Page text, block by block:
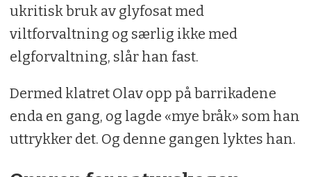
ukritisk bruk av glyfosat med
viltforvaltning og særlig ikke med
elgforvaltning, slår han fast.
Dermed klatret Olav opp på barrikadene
enda en gang, og lagde «mye bråk» som han
uttrykker det. Og denne gangen lyktes han.